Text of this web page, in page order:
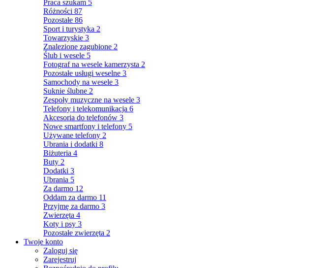
Praca szukam 5
Różności 87
Pozostałe 86
Sport i turystyka 2
Towarzyskie 3
Znalezione zagubione 2
Ślub i wesele 5
Fotograf na wesele kamerzysta 2
Pozostałe usługi weselne 3
Samochody na wesele 3
Suknie ślubne 2
Zespoły muzyczne na wesele 3
Telefony i telekomunikacja 6
Akcesoria do telefonów 3
Nowe smartfony i telefony 5
Używane telefony 2
Ubrania i dodatki 8
Biżuteria 4
Buty 2
Dodatki 3
Ubrania 5
Za darmo 12
Oddam za darmo 11
Przyjmę za darmo 3
Zwierzęta 4
Koty i psy 3
Pozostałe zwierzęta 2
Twoje konto
Zaloguj się
Zarejestruj